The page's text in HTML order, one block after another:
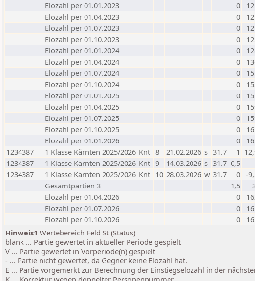
Elozahl per 01.01.2023
0
Elozahl per 01.04.2023
0
Elozahl per 01.07.2023
0
Elozahl per 01.10.2023
0
Elozahl per 01.01.2024
0
Elozahl per 01.04.2024
0
Elozahl per 01.07.2024
0
Elozahl per 01.10.2024
0
Elozahl per 01.01.2025
0
Elozahl per 01.04.2025
0
Elozahl per 01.07.2025
0
Elozahl per 01.10.2025
0
Elozahl per 01.01.2026
0
1234387
1 Klasse Kärnten 2025/2026 Knt 8 21.02.2026 s 31.7 1
1234387
1 Klasse Kärnten 2025/2026 Knt 9 14.03.2026 s 31.7 0,5
1234387
1 Klasse Kärnten 2025/2026 Knt 10 28.03.2026 w 31.7 0 -
Gesamtpartien 3
1,5
Elozahl per 01.04.2026
0
Elozahl per 01.07.2026
0
Elozahl per 01.10.2026
0
Hinweis1 Wertebereich Feld St (Status)
blank ... Partie gewertet in aktueller Periode gespielt
V ... Partie gewertet in Vorperiode(n) gespielt
- ... Partie nicht gewertet, da Gegner keine Elozahl hat.
E ... Partie vorgemerkt zur Berechnung der Einstiegselozahl in der
K ... Korrektur wegen doppelter Personennummer.